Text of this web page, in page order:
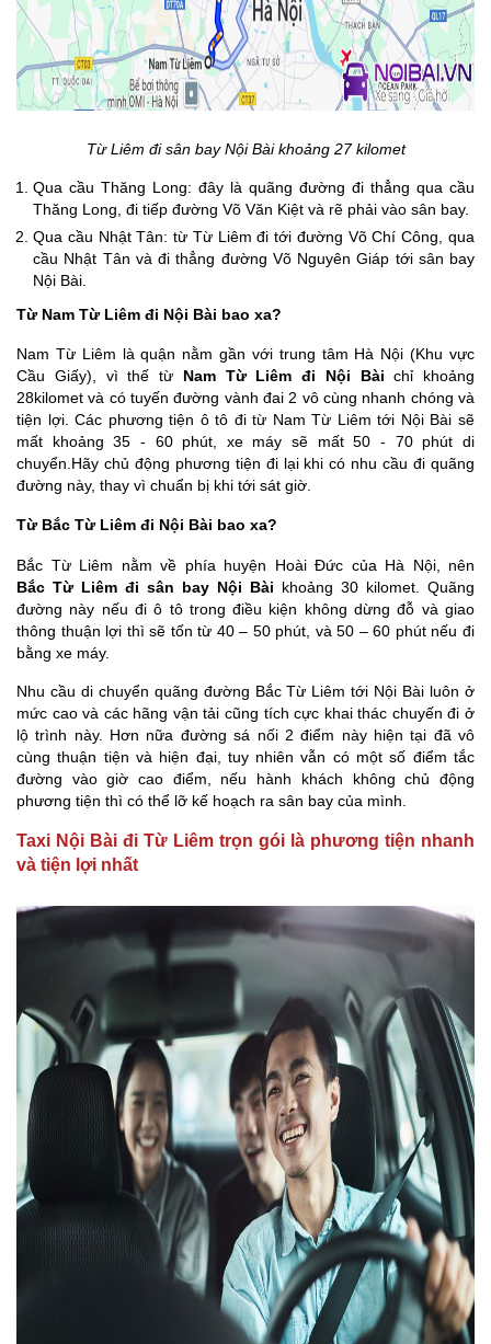
Từ Liêm đi sân bay Nội Bài khoảng 27 kilomet
Qua cầu Thăng Long: đây là quãng đường đi thẳng qua cầu
Thăng Long, đi tiếp đường Võ Văn Kiệt và rẽ phải vào sân bay.
Qua cầu Nhật Tân: từ Từ Liêm đi tới đường Võ Chí Công, qua
cầu Nhật Tân và đi thẳng đường Võ Nguyên Giáp tới sân bay
Nội Bài.
Từ Nam Từ Liêm đi Nội Bài bao xa?
Nam Từ Liêm là quận nằm gần với trung tâm Hà Nội (Khu vực
Cầu Giấy), vì thế từ Nam Từ Liêm đi Nội Bàichỉ khoảng
28kilomet và có tuyến đường vành đai 2 vô cùng nhanh chóng và
tiện lợi. Các phương tiện ô tô đi từ Nam Từ Liêm tới Nội Bài sẽ
mất khoảng 35 - 60 phút, xe máy sẽ mất 50 - 70 phút di
chuyển.Hãy chủ động phương tiện đi lại khi có nhu cầu đi quãng
đường này, thay vì chuẩn bị khi tới sát giờ.
Từ Bắc Từ Liêm đi Nội Bài bao xa?
Bắc Từ Liêm nằm về phía huyện Hoài Đức của Hà Nội, nên
Bắc Từ Liêm đi sân bay Nội Bài khoảng 30 kilomet. Quãng
đường này nếu đi ô tô trong điều kiện không dừng đỗ và giao
thông thuận lợi thì sẽ tốn từ 40 – 50 phút, và 50 – 60 phút nếu đi
bằng xe máy.
Nhu cầu di chuyển quãng đường Bắc Từ Liêm tới Nội Bài luôn ở
mức cao và các hãng vận tải cũng tích cực khai thác chuyến đi ở
lộ trình này. Hơn nữa đường sá nối 2 điểm này hiện tại đã vô
cùng thuận tiện và hiện đại, tuy nhiên vẫn có một số điểm tắc
đường vào giờ cao điểm, nếu hành khách không chủ động
phương tiện thì có thể lỡ kế hoạch ra sân bay của mình.
Taxi Nội Bài đi Từ Liêm trọn gói là phương tiện nhanh
và tiện lợi nhất